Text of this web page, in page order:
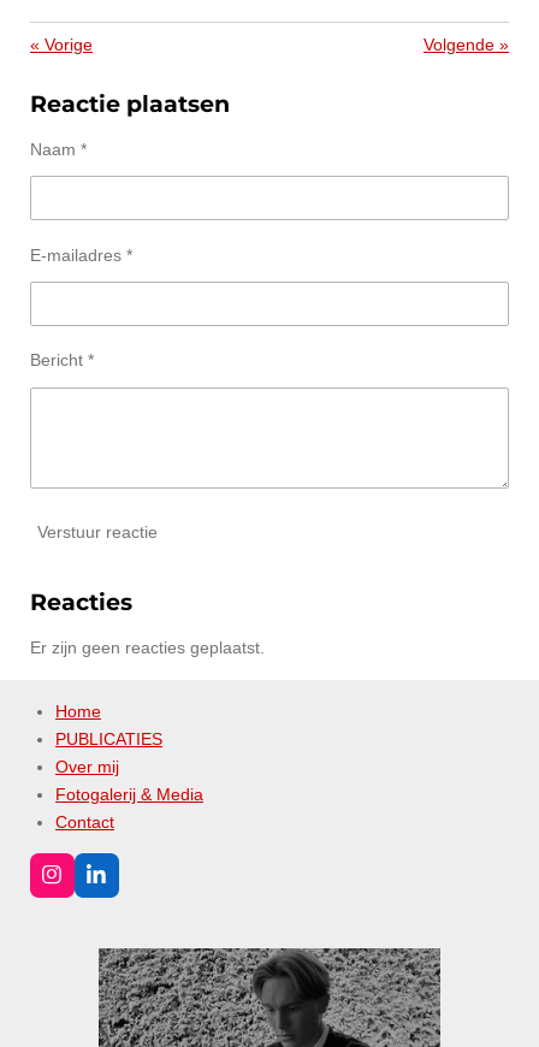
« Vorige Volgende »
Reactie plaatsen
Naam *
E-mailadres *
Bericht *
Verstuur reactie
Reacties
Er zijn geen reacties geplaatst.
Home
PUBLICATIES
Over mij
Fotogalerij & Media
Contact
I
n
L
i
e
d
I
n